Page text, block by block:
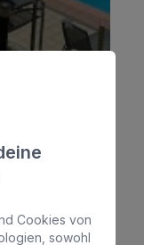
Cookies von
sowohl